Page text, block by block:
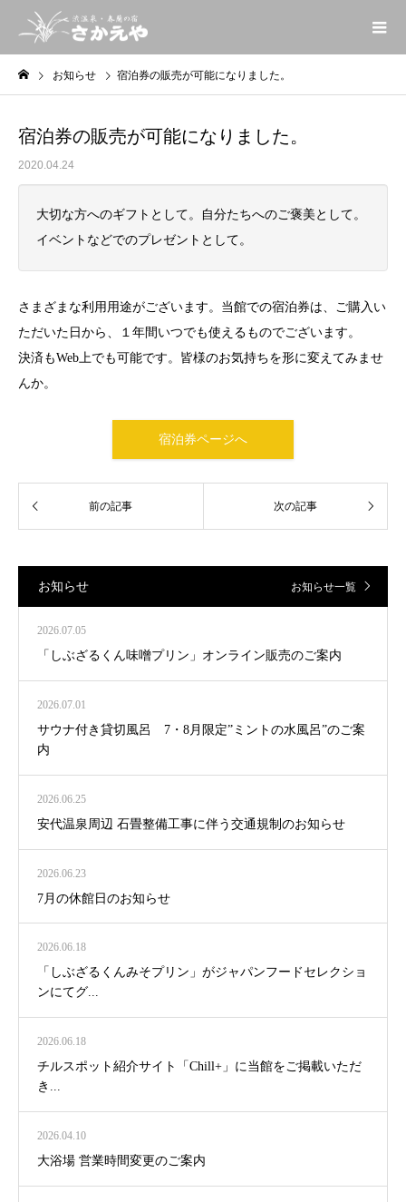
お知らせ 宿泊券の販売が可能になりました。
宿泊券の販売が可能になりました。
2020.04.24
大切な方へのギフトとして。自分たちへのご褒美として。
イベントなどでのプレゼントとして。
さまざまな利用用途がございます。当館での宿泊券は、ご購入い
ただいた日から、１年間いつでも使えるものでございます。
決済もWeb上でも可能です。皆様のお気持ちを形に変えてみませ
んか。
宿泊券ページへ
お知らせ お知らせ一覧
2026.07.05
「しぶざるくん味噌プリン」オンライン販売のご案内
2026.07.01
サウナ付き貸切風呂 7・8月限定”ミントの水風呂”のご案
内
2026.06.25
安代温泉周辺 石畳整備工事に伴う交通規制のお知らせ
2026.06.23
7月の休館日のお知らせ
2026.06.18
「しぶざるくんみそプリン」がジャパンフードセレクショ
ンにてグ...
2026.06.18
チルスポット紹介サイト「Chill+」に当館をご掲載いただ
き...
2026.04.10
大浴場 営業時間変更のご案内